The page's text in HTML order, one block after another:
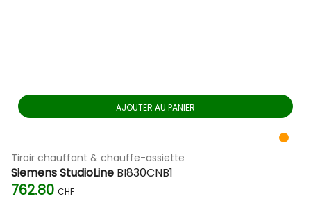
AJOUTER AU PANIER
Tiroir chauffant & chauffe-assiette
Siemens StudioLine BI830CNB1
762.80 CHF